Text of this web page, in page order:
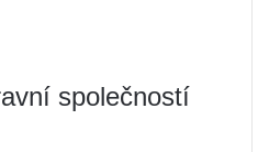
společností